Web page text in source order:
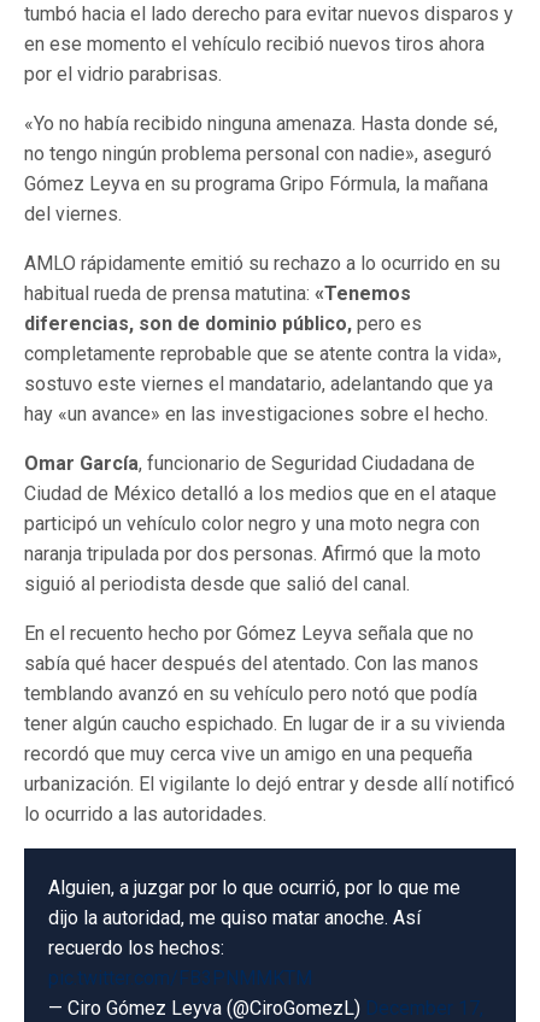
tumbó hacia el lado derecho para evitar nuevos disparos y
en ese momento el vehículo recibió nuevos tiros ahora
por el vidrio parabrisas.
«Yo no había recibido ninguna amenaza. Hasta donde sé,
no tengo ningún problema personal con nadie», aseguró
Gómez Leyva en su programa Gripo Fórmula, la mañana
del viernes.
AMLO rápidamente emitió su rechazo a lo ocurrido en su
habitual rueda de prensa matutina: «Tenemos
diferencias, son de dominio público, pero es
completamente reprobable que se atente contra la vida»,
sostuvo este viernes el mandatario, adelantando que ya
hay «un avance» en las investigaciones sobre el hecho.
Omar García, funcionario de Seguridad Ciudadana de
Ciudad de México detalló a los medios que en el ataque
participó un vehículo color negro y una moto negra con
naranja tripulada por dos personas. Afirmó que la moto
siguió al periodista desde que salió del canal.
En el recuento hecho por Gómez Leyva señala que no
sabía qué hacer después del atentado. Con las manos
temblando avanzó en su vehículo pero notó que podía
tener algún caucho espichado. En lugar de ir a su vivienda
recordó que muy cerca vive un amigo en una pequeña
urbanización. El vigilante lo dejó entrar y desde allí notificó
lo ocurrido a las autoridades.
Alguien, a juzgar por lo que ocurrió, por lo que me
dijo la autoridad, me quiso matar anoche. Así
recuerdo los hechos:
pic.twitter.com/FB3PNMMKTM
— Ciro Gómez Leyva (@CiroGomezL) December 17,